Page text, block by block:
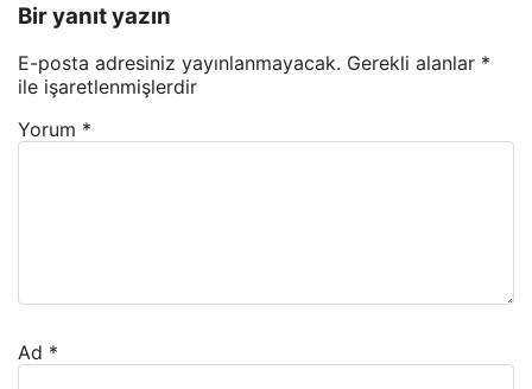
Bir yanıt yazın
E-posta adresiniz yayınlanmayacak. Gerekli alanlar *
ile işaretlenmişlerdir
Yorum *
Ad *